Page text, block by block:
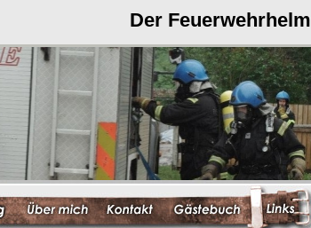
Der Feuerwehrhelm